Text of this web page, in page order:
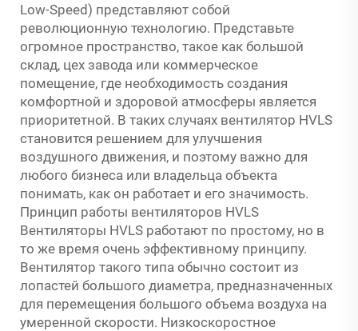
Low-Speed) представляют собой
революционную технологию. Представьте
огромное пространство, такое как большой
склад, цех завода или коммерческое
помещение, где необходимость создания
комфортной и здоровой атмосферы является
приоритетной. В таких случаях вентилятор HVLS
становится решением для улучшения
воздушного движения, и поэтому важно для
любого бизнеса или владельца объекта
понимать, как он работает и его значимость.
Принцип работы вентиляторов HVLS
Вентиляторы HVLS работают по простому, но в
то же время очень эффективному принципу.
Вентилятор такого типа обычно состоит из
лопастей большого диаметра, предназначенных
для перемещения большого объема воздуха на
умеренной скорости. Низкоскоростное